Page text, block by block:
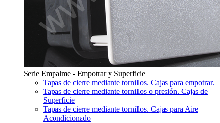
Serie Empalme - Empotrar y Superficie
Tapas de cierre mediante tornillos. Cajas para empotrar.
Tapas de cierre mediante tornillos o presión. Cajas de
Superficie
Tapas de cierre mediante tornillos. Cajas para Aire
Acondicionado